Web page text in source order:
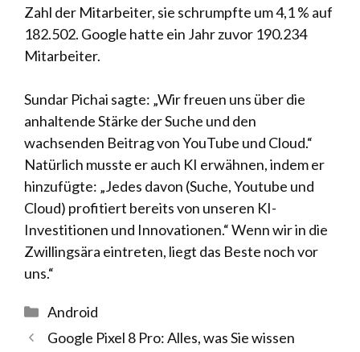
Zahl der Mitarbeiter, sie schrumpfte um 4,1 % auf
182.502. Google hatte ein Jahr zuvor 190.234
Mitarbeiter.
Sundar Pichai sagte: „Wir freuen uns über die
anhaltende Stärke der Suche und den
wachsenden Beitrag von YouTube und Cloud.“
Natürlich musste er auch KI erwähnen, indem er
hinzufügte: „Jedes davon (Suche, Youtube und
Cloud) profitiert bereits von unseren KI-
Investitionen und Innovationen.“ Wenn wir in die
Zwillingsära eintreten, liegt das Beste noch vor
uns.“
Kategorien
Android
Google Pixel 8 Pro: Alles, was Sie wissen